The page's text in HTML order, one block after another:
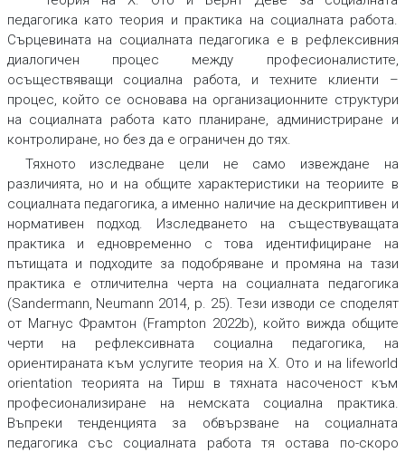
педагогика като теория и практика на социалната работа.
Сърцевината на социалната педагогика е в рефлексивния
диалогичен процес между професионалистите,
осъществяващи социална работа, и техните клиенти –
процес, който се основава на организационните структури
на социалната работа като планиране, администриране и
контролиране, но без да е ограничен до тях.
Тяхното изследване цели не само извеждане на
различията, но и на общите характеристики на теориите в
социалната педагогика, а именно наличие на дескриптивен и
нормативен подход. Изследването на съществуващата
практика и едновременно с това идентифициране на
пътищата и подходите за подобряване и промяна на тази
практика е отличителна черта на социалната педагогика
(Sandermann, Neumann 2014, р. 25). Тези изводи се споделят
от Магнус Фрамтон (Frampton 2022b), който вижда общите
черти на рефлексивната социална педагогика, на
ориентираната към услугите теория на Х. Ото и на lifeworld
orientation теорията на Тирш в тяхната насоченост към
професионализиране на немската социална практика.
Въпреки тенденцията за обвързване на социалната
педагогика със социалната работа тя остава по-скоро